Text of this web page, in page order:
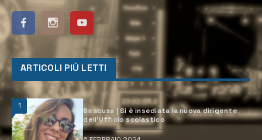
ARTICOLI PIÙ LETTI
1
Siracusa | Si è insediata la nuova dirigente
dell’Ufficio scolastico